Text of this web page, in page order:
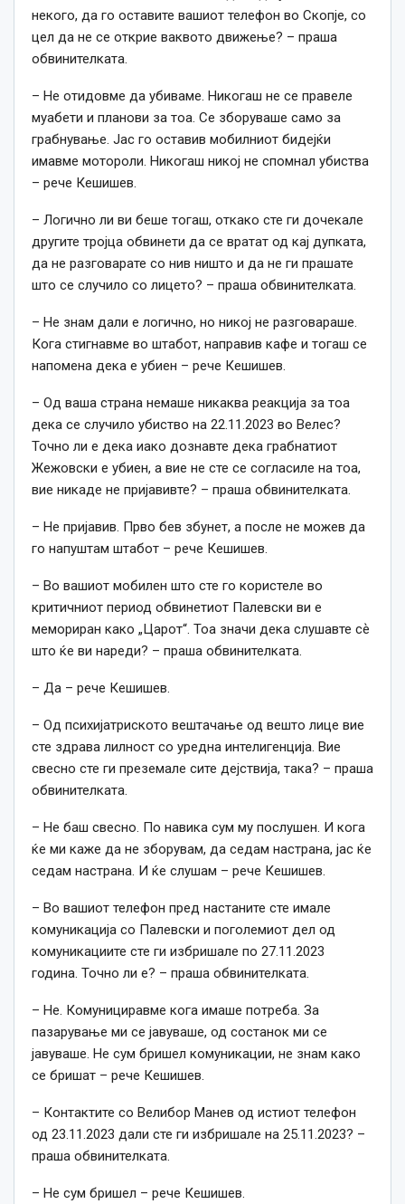
некого, да го оставите вашиот телефон во Скопје, со
цел да не се открие ваквото движење? – праша
обвинителката.
– Не отидовме да убиваме. Никогаш не се правеле
муабети и планови за тоа. Се зборуваше само за
грабнување. Јас го оставив мобилниот бидејќи
имавме мотороли. Никогаш никој не спомнал убиства
– рече Кешишев.
– Логично ли ви беше тогаш, откако сте ги дочекале
другите тројца обвинети да се вратат од кај дупката,
да не разговарате со нив ништо и да не ги прашате
што се случило со лицето? – праша обвинителката.
– Не знам дали е логично, но никој не разговараше.
Кога стигнавме во штабот, направив кафе и тогаш се
напомена дека е убиен – рече Кешишев.
– Од ваша страна немаше никаква реакција за тоа
дека се случило убиство на 22.11.2023 во Велес?
Точно ли е дека иако дознавте дека грабнатиот
Жежовски е убиен, а вие не сте се согласиле на тоа,
вие никаде не пријавивте? – праша обвинителката.
– Не пријавив. Прво бев збунет, а после не можев да
го напуштам штабот – рече Кешишев.
– Во вашиот мобилен што сте го користеле во
критичниот период обвинетиот Палевски ви е
мемориран како „Царот“. Тоа значи дека слушавте сѐ
што ќе ви нареди? – праша обвинителката.
– Да – рече Кешишев.
– Од психијатриското вештачање од вешто лице вие
сте здрава лилност со уредна интелигенција. Вие
свесно сте ги преземале сите дејствија, така? – праша
обвинителката.
– Не баш свесно. По навика сум му послушен. И кога
ќе ми каже да не зборувам, да седам настрана, јас ќе
седам настрана. И ќе слушам – рече Кешишев.
– Во вашиот телефон пред настаните сте имале
комуникација со Палевски и поголемиот дел од
комуникациите сте ги избришале по 27.11.2023
година. Точно ли е? – праша обвинителката.
– Не. Комунициравме кога имаше потреба. За
пазарување ми се јавуваше, од состанок ми се
јавуваше. Не сум бришел комуникации, не знам како
се бришат – рече Кешишев.
– Контактите со Велибор Манев од истиот телефон
од 23.11.2023 дали сте ги избришале на 25.11.2023? –
праша обвинителката.
– Не сум бришел – рече Кешишев.